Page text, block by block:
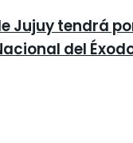
Jujuy tendrá
del